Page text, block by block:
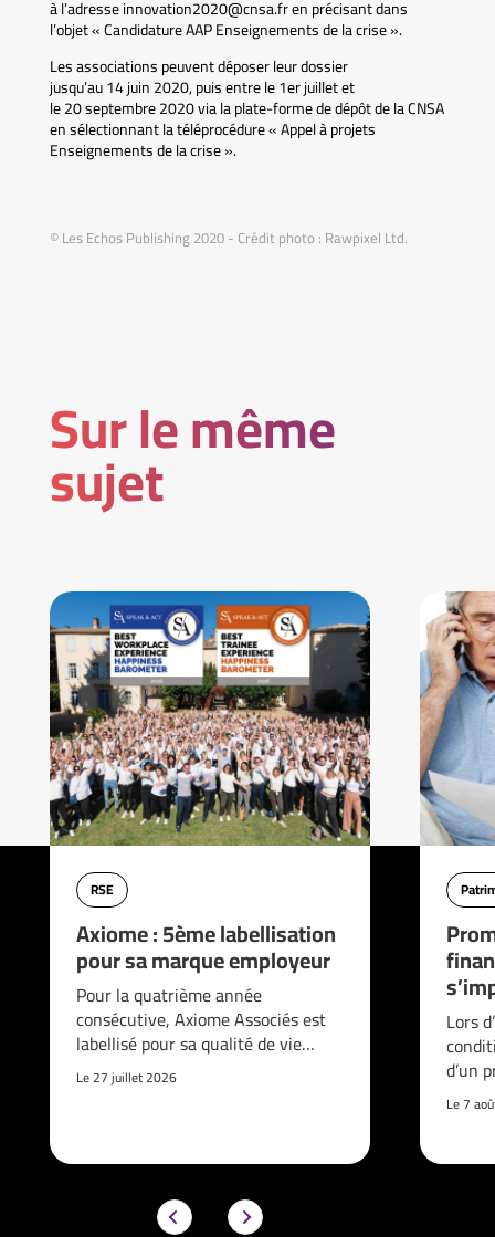
à l’adresse innovation2020@cnsa.fr en précisant dans
l’objet « Candidature AAP Enseignements de la crise ».
Les associations peuvent déposer leur dossier
jusqu’au 14 juin 2020, puis entre le 1er juillet et
le 20 septembre 2020 via la plate-forme de dépôt de la CNSA
en sélectionnant la téléprocédure « Appel à projets
Enseignements de la crise ».
© Les Echos Publishing 2020 - Crédit photo : Rawpixel Ltd.
Sur le même
sujet
RSE
Axiome : 5ème labellisation
pour sa marque employeur
Pour la quatrième année
consécutive, Axiome Associés est
labellisé pour sa qualité de vie…
Le 27 juillet 2026
Lors
d’un
Le 7